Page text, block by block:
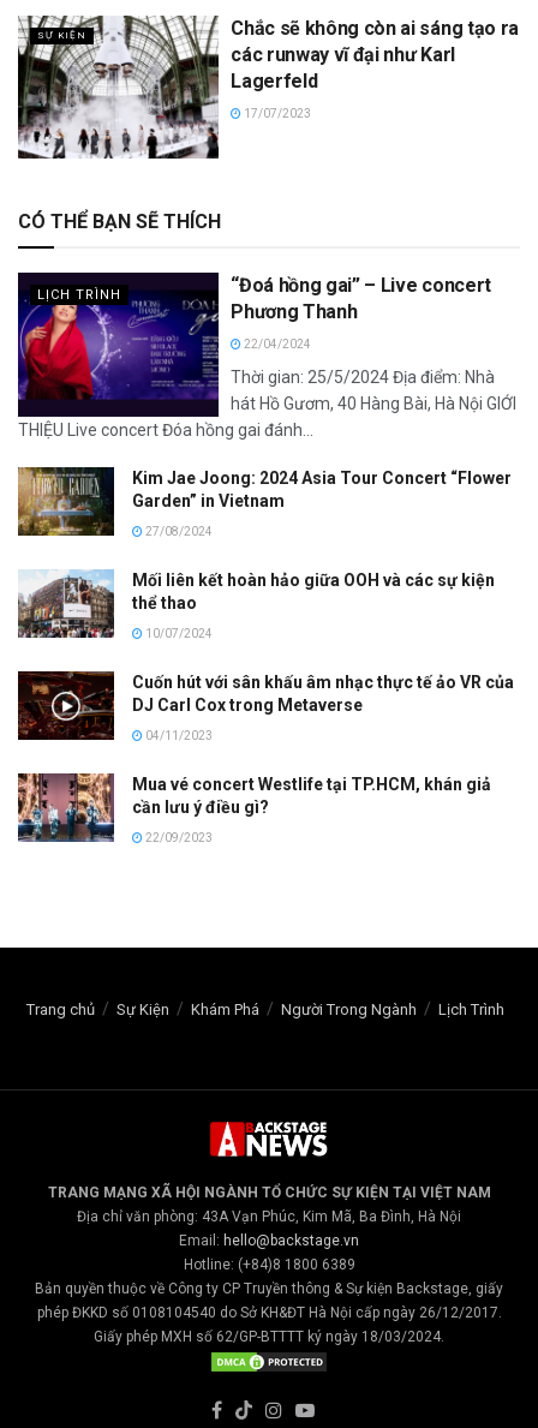
SỰ KIỆN
Chắc sẽ không còn ai sáng tạo ra
các runway vĩ đại như Karl
Lagerfeld
17/07/2023
CÓ THỂ BẠN SẼ THÍCH
LỊCH TRÌNH
“Đoá hồng gai” – Live concert
Phương Thanh
22/04/2024
Thời gian: 25/5/2024 Địa điểm: Nhà
hát Hồ Gươm, 40 Hàng Bài, Hà Nội GIỚI
THIỆU Live concert Đóa hồng gai đánh...
Kim Jae Joong: 2024 Asia Tour Concert “Flower
Garden” in Vietnam
27/08/2024
Mối liên kết hoàn hảo giữa OOH và các sự kiện
thể thao
10/07/2024
Cuốn hút với sân khấu âm nhạc thực tế ảo VR của
DJ Carl Cox trong Metaverse
04/11/2023
Mua vé concert Westlife tại TP.HCM, khán giả
cần lưu ý điều gì?
22/09/2023
Trang chủ Sự Kiện Khám Phá Người Trong Ngành Lịch Trình
TRANG MẠNG XÃ HỘI NGÀNH TỔ CHỨC SỰ KIỆN TẠI VIỆT NAM
Địa chỉ văn phòng: 43A Vạn Phúc, Kim Mã, Ba Đình, Hà Nội
Email: hello@backstage.vn
Hotline: (+84)8 1800 6389
Bản quyền thuộc về Công ty CP Truyền thông & Sự kiện Backstage, giấy
phép ĐKKD số 0108104540 do Sở KH&ĐT Hà Nội cấp ngày 26/12/2017.
Giấy phép MXH số 62/GP-BTTTT ký ngày 18/03/2024.